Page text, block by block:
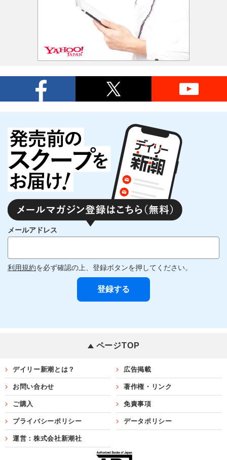
メールアドレス
利用規約を必ず確認の上、登録ボタンを押してください。
ページTOP
デイリー新潮とは？ 広告掲載
お問い合わせ 著作権・リンク
ご購入 免責事項
プライバシーポリシー データポリシー
運営：株式会社新潮社